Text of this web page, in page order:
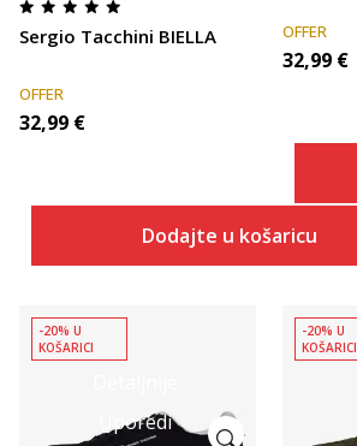
Sergio Tacchini BIELLA
OFFER
32,99 €
Dodajte u košaricu
OFFER
32,99 €
Uporedi
-20% U
KOŠARICI
-20% U
KOŠARICI